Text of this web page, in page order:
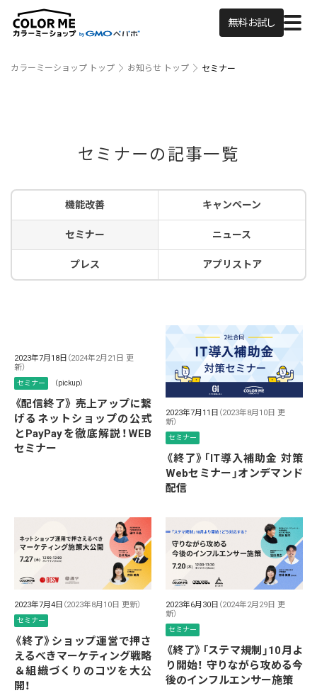
無料お試し
カラーミーショップ トップ お知らせ トップ セミナー
セミナーの記事一覧
機能改善 キャンペーン
セミナー ニュース
プレス アプリストア
2023年7月18日 （2024年2月21日 更
新）
セミナー （pickup）
《配信終了》 売上アップに繋
げるネットショップの公式
とPayPayを徹底解説！WEB
セミナー
2023年7月11日 （2023年8月10日 更
新）
セミナー
《終了》「IT導入補助金 対策
Webセミナー」オンデマンド
配信
2023年7月4日 （2023年8月10日 更新）
セミナー
《終了》ショップ運営で押さ
えるべきマーケティング戦略
＆組織づくりのコツを大公
開！
2023年6月30日 （2024年2月29日 更
新）
セミナー
《終了》「ステマ規制」10月よ
り開始！ 守りながら攻める今
後のインフルエンサー施策